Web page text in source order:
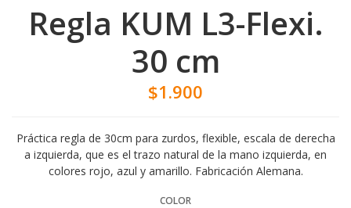
Regla KUM L3-Flexi.
30 cm
$1.900
Práctica regla de 30cm para zurdos, flexible, escala de derecha
a izquierda, que es el trazo natural de la mano izquierda, en
colores rojo, azul y amarillo. Fabricación Alemana.
COLOR